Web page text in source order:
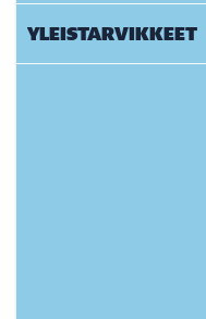
YLEISTARVIKKEET